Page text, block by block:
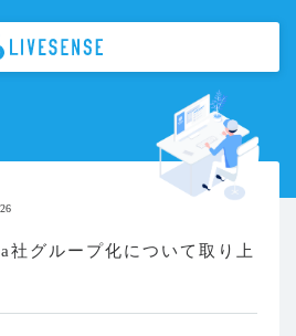
社グループ化について取り上